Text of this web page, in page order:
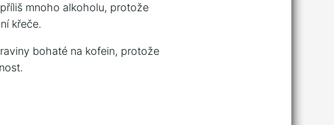
mnoho alkoholu, protože
křeče.
bohaté na kofein, protože